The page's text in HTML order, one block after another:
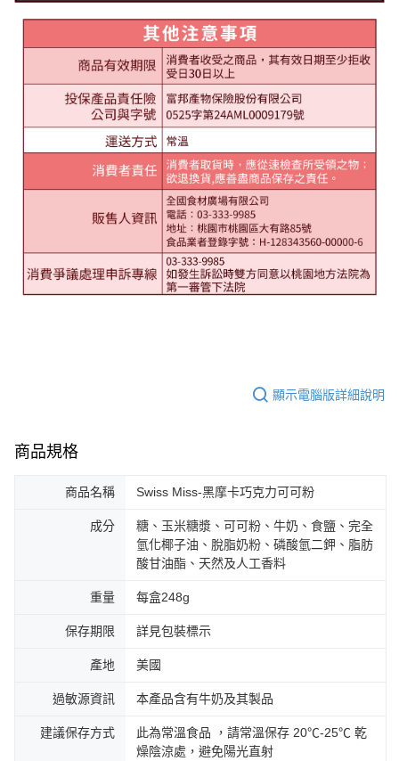
顯示電腦版詳細說明
商品規格
商品名稱 Swiss Miss-黑摩卡巧克力可可粉
成分
糖、玉米糖漿、可可粉、牛奶、食鹽、完全
氫化椰子油、脫脂奶粉、磷酸氫二鉀、脂肪
酸甘油酯、天然及人工香料
重量 每盒248g
保存期限 詳見包裝標示
產地 美國
過敏源資訊 本產品含有牛奶及其製品
建議保存方式
此為常溫食品 ，請常溫保存 20℃-25℃ 乾
燥陰涼處，避免陽光直射